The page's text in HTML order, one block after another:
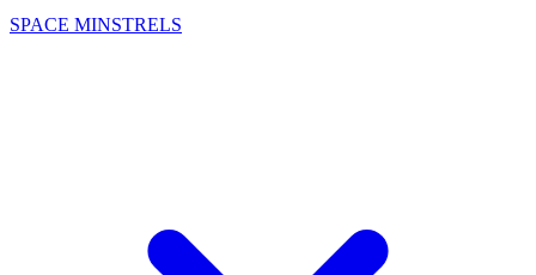
SPACE MINSTRELS